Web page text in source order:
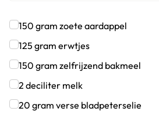
150 gram zoete aardappel
Klik om dit selectievakje aan te
125 gram erwtjes
Klik om dit selectievakje aan te
150 gram zelfrijzend bakmeel
Klik om dit selectievakje aan te
2 deciliter melk
Klik om dit selectievakje aan te
20 gram verse bladpeterselie